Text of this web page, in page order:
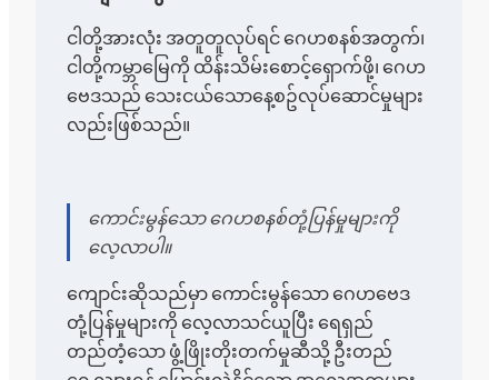
ငါတို့အားလုံး အတူတူလုပ်ရင် ဂေဟစနစ်အတွက်၊
ငါတို့ကမ္ဘာမြေကို ထိန်းသိမ်းစောင့်ရှောက်ဖို့၊ ဂေဟ
ဗေဒသည် သေးငယ်သောနေ့စဥ်လုပ်ဆောင်မှုများ
လည်းဖြစ်သည်။
ကောင်းမွန်သော ဂေဟစနစ်တုံ့ပြန်မှုများကို
လေ့လာပါ။
ကျောင်းဆိုသည်မှာ ကောင်းမွန်သော ဂေဟဗေဒ
တုံ့ပြန်မှုများကို လေ့လာသင်ယူပြီး ရေရှည်
တည်တံ့သော ဖွံ့ဖြိုးတိုးတက်မှုဆီသို့ ဦးတည်